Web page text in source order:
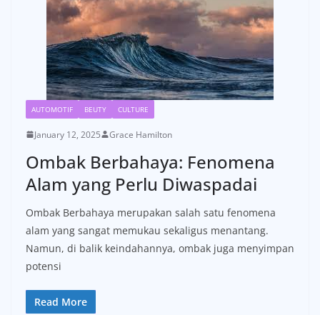
AUTOMOTIF BEUTY CULTURE
January 12, 2025 Grace Hamilton
Ombak Berbahaya: Fenomena
Alam yang Perlu Diwaspadai
Ombak Berbahaya merupakan salah satu fenomena
alam yang sangat memukau sekaligus menantang.
Namun, di balik keindahannya, ombak juga menyimpan
potensi
Read More